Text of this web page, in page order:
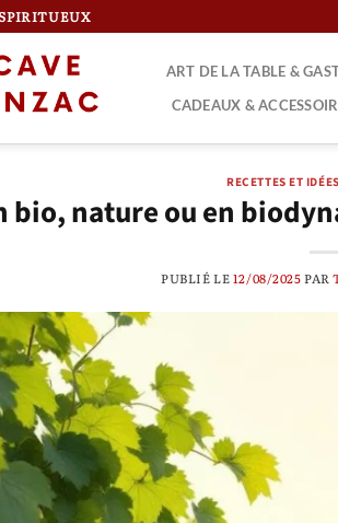
ART DE LA TABLE &
CADEAUX &
RECETTES ET
bio, nature ou en
PUBLIÉ LE12/08/2025PAR